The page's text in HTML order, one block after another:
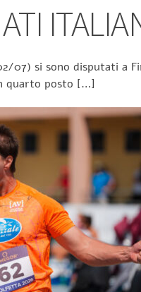
07) si sono disputati a
quarto posto […]